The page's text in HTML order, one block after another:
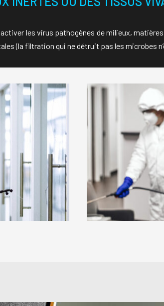
les virus pathogènes de milieux,
(la filtration qui ne détruit pas les microbes